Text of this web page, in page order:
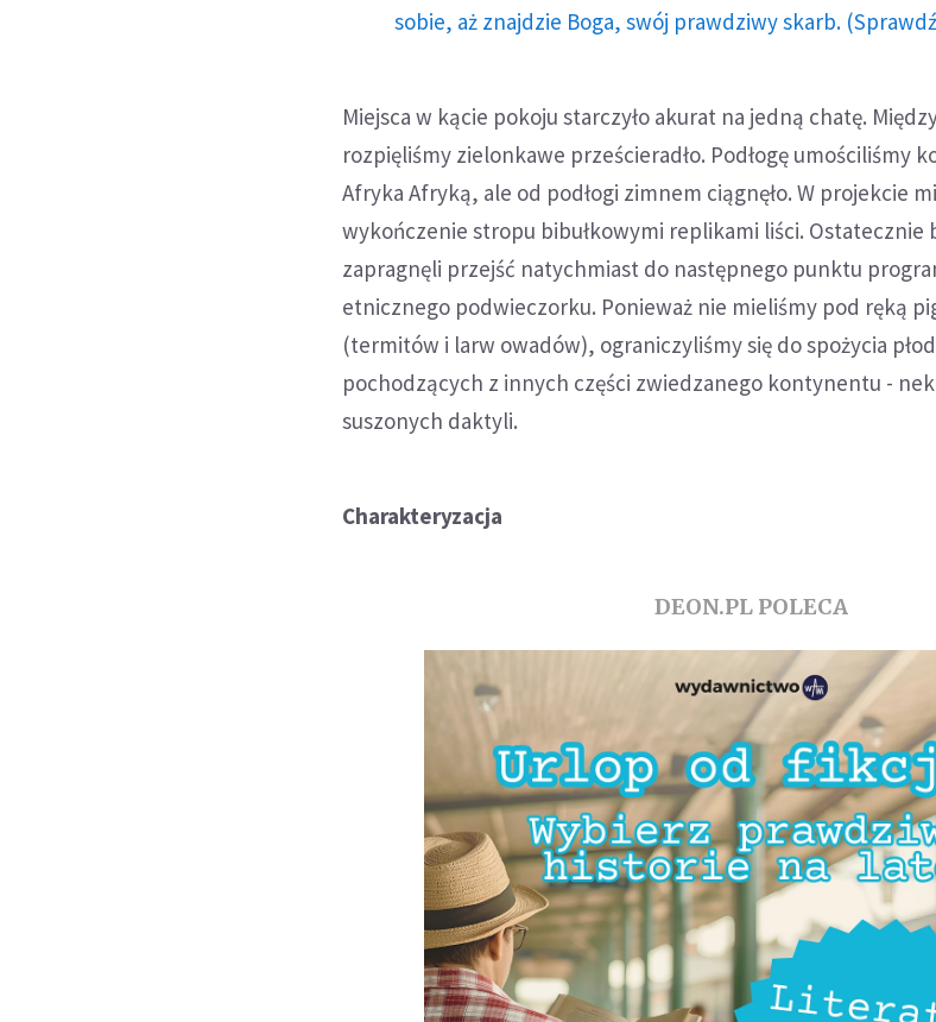
sobie, aż znajdzie Boga, swój prawdziwy skarb.
Miejsca w kącie pokoju starczyło akurat na jedną chatę.
rozpięliśmy zielonkawe prześcieradło. Podłogę umościliśmy
Afryka Afryką, ale od podłogi zimnem ciągnęło. W projekcie
wykończenie stropu bibułkowymi replikami liści. Ostatecznie
zapragnęli przejść natychmiast do następnego punktu
etnicznego podwieczorku. Ponieważ nie mieliśmy pod ręką
(termitów i larw owadów), ograniczyliśmy się do spożycia
pochodzących z innych części zwiedzanego kontynentu -
suszonych daktyli.
Charakteryzacja
DEON.PL POLECA